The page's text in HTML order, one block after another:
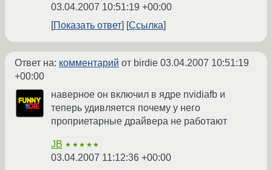
03.04.2007 10:51:19 +00:00
Показать ответ
Ссылка
Ответ на: комментарий от birdie 03.04.2007 10:51:19
+00:00
наверное он включил в ядре nvidiafb и
теперь удивляется почему у него
проприетарные драйвера не работают
JB ★★★★★
03.04.2007 11:12:36 +00:00